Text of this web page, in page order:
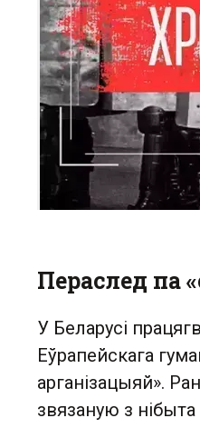
Пераслед па
У Беларусі
Еўрапейскага
арганізацыяй».
звязаную з